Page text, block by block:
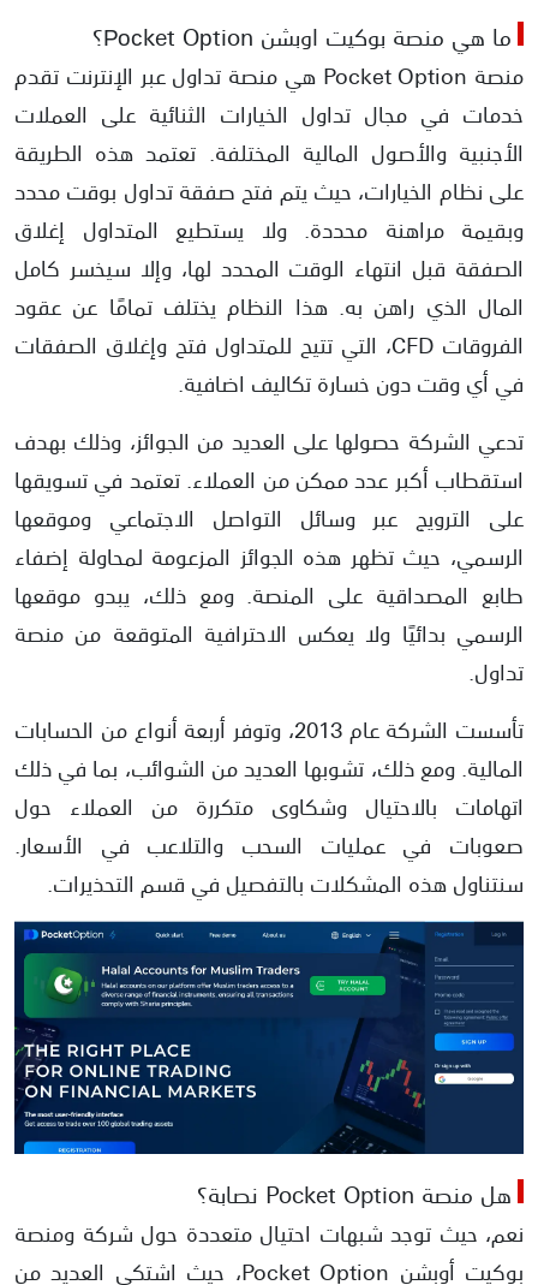
ما هي منصة بوكيت اوبشن Росket Oрtion؟
منصة Pocket Option هي منصة تداول عبر الإنترنت تقدم
خدمات في مجال تداول الخيارات الثنائية على العملات
الأجنبية والأصول المالية المختلفة. تعتمد هذه الطريقة
على نظام الخيارات، حيث يتم فتح صفقة تداول بوقت محدد
وبقيمة مراهنة محددة. ولا يستطيع المتداول إغلاق
الصفقة قبل انتهاء الوقت المحدد لها، وإلا سيخسر كامل
المال الذي راهن به. هذا النظام يختلف تمامًا عن عقود
الفروقات CFD، التي تتيح للمتداول فتح وإغلاق الصفقات
في أي وقت دون خسارة تكاليف اضافية.
تدعي الشركة حصولها على العديد من الجوائز، وذلك بهدف
استقطاب أكبر عدد ممكن من العملاء. تعتمد في تسويقها
على الترويج عبر وسائل التواصل الاجتماعي وموقعها
الرسمي، حيث تظهر هذه الجوائز المزعومة لمحاولة إضفاء
طابع المصداقية على المنصة. ومع ذلك، يبدو موقعها
الرسمي بدائيًا ولا يعكس الاحترافية المتوقعة من منصة
تداول.
تأسست الشركة عام 2013، وتوفر أربعة أنواع من الحسابات
المالية. ومع ذلك، تشوبها العديد من الشوائب، بما في ذلك
اتهامات بالاحتيال وشكاوى متكررة من العملاء حول
صعوبات في عمليات السحب والتلاعب في الأسعار.
سنتناول هذه المشكلات بالتفصيل في قسم التحذيرات.
هل منصة Pocket Option نصابة؟
نعم، حيث توجد شبهات احتيال متعددة حول شركة ومنصة
بوكيت أوبشن Pocket Option، حيث اشتكى العديد من